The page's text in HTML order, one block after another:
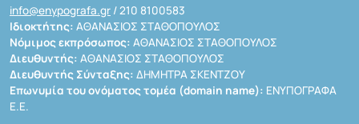
info@enypografa.gr / 210 8100583
Ιδιοκτήτης: ΑΘΑΝΑΣΙΟΣ ΣΤΑΘΟΠΟΥΛΟΣ
Νόμιμος εκπρόσωπος: ΑΘΑΝΑΣΙΟΣ ΣΤΑΘΟΠΟΥΛΟΣ
Διευθυντής: ΑΘΑΝΑΣΙΟΣ ΣΤΑΘΟΠΟΥΛΟΣ
Διευθυντής Σύνταξης: ΔΗΜΗΤΡΑ ΣΚΕΝΤΖΟΥ
Επωνυμία του ονόματος τομέα (domain name): ΕΝΥΠΟΓΡΑΦΑ
Ε.Ε.